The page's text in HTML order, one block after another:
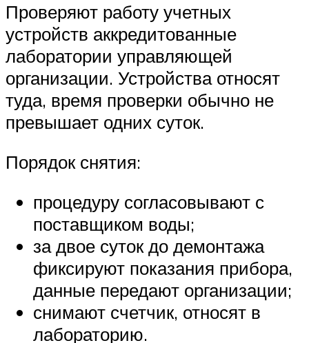
Проверяют работу учетных
устройств аккредитованные
лаборатории управляющей
организации. Устройства относят
туда, время проверки обычно не
превышает одних суток.
Порядок снятия:
процедуру согласовывают с
поставщиком воды;
за двое суток до демонтажа
фиксируют показания прибора,
данные передают организации;
снимают счетчик, относят в
лабораторию.